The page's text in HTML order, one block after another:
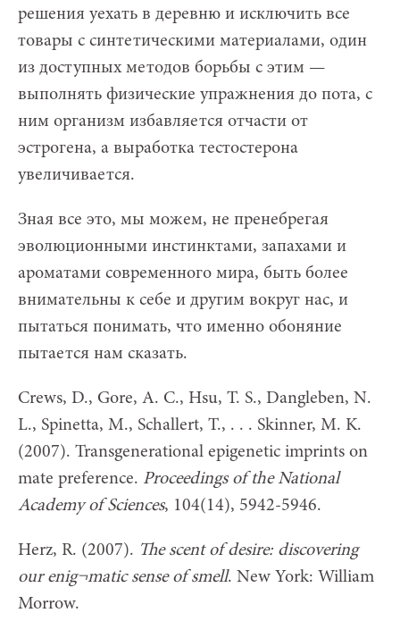
решения уехать в деревню и исключить все
товары с синтетическими материалами, один
из доступных методов борьбы с этим —
выполнять физические упражнения до пота, с
ним организм избавляется отчасти от
эстрогена, а выработка тестостерона
увеличивается.
Зная все это, мы можем, не пренебрегая
эволюционными инстинктами, запахами и
ароматами современного мира, быть более
внимательны к себе и другим вокруг нас, и
пытаться понимать, что именно обоняние
пытается нам сказать.
Crews, D., Gore, A. C., Hsu, T. S., Dangleben, N.
L., Spinetta, M., Schallert, T., . . . Skinner, M. K.
(2007). Transgenerational epigenetic imprints on
mate preference. Proceedings of the National
Academy of Sciences, 104(14), 5942-5946.
Herz, R. (2007). The scent of desire: discovering
our enig¬matic sense of smell. New York: William
Morrow.